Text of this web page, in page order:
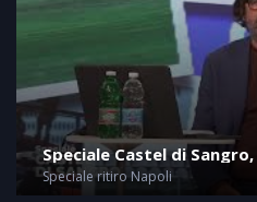
Speciale Castel di
2026
Speciale ritiro Napoli